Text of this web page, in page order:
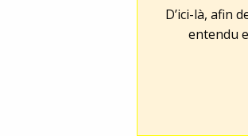
D’ici-là, afin
entendu